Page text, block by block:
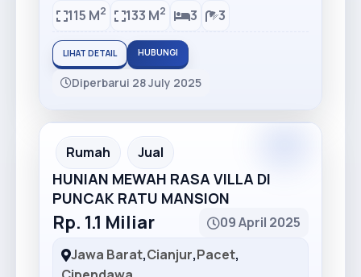
115 M2 133 M2 3 3
LIHAT DETAIL HUBUNGI
Diperbarui 28 July 2025
Recommended
Rumah Jual
HUNIAN MEWAH RASA VILLA DI
PUNCAK RATU MANSION
Rp. 1.1 Miliar
09 April 2025
Jawa Barat,Cianjur,Pacet,